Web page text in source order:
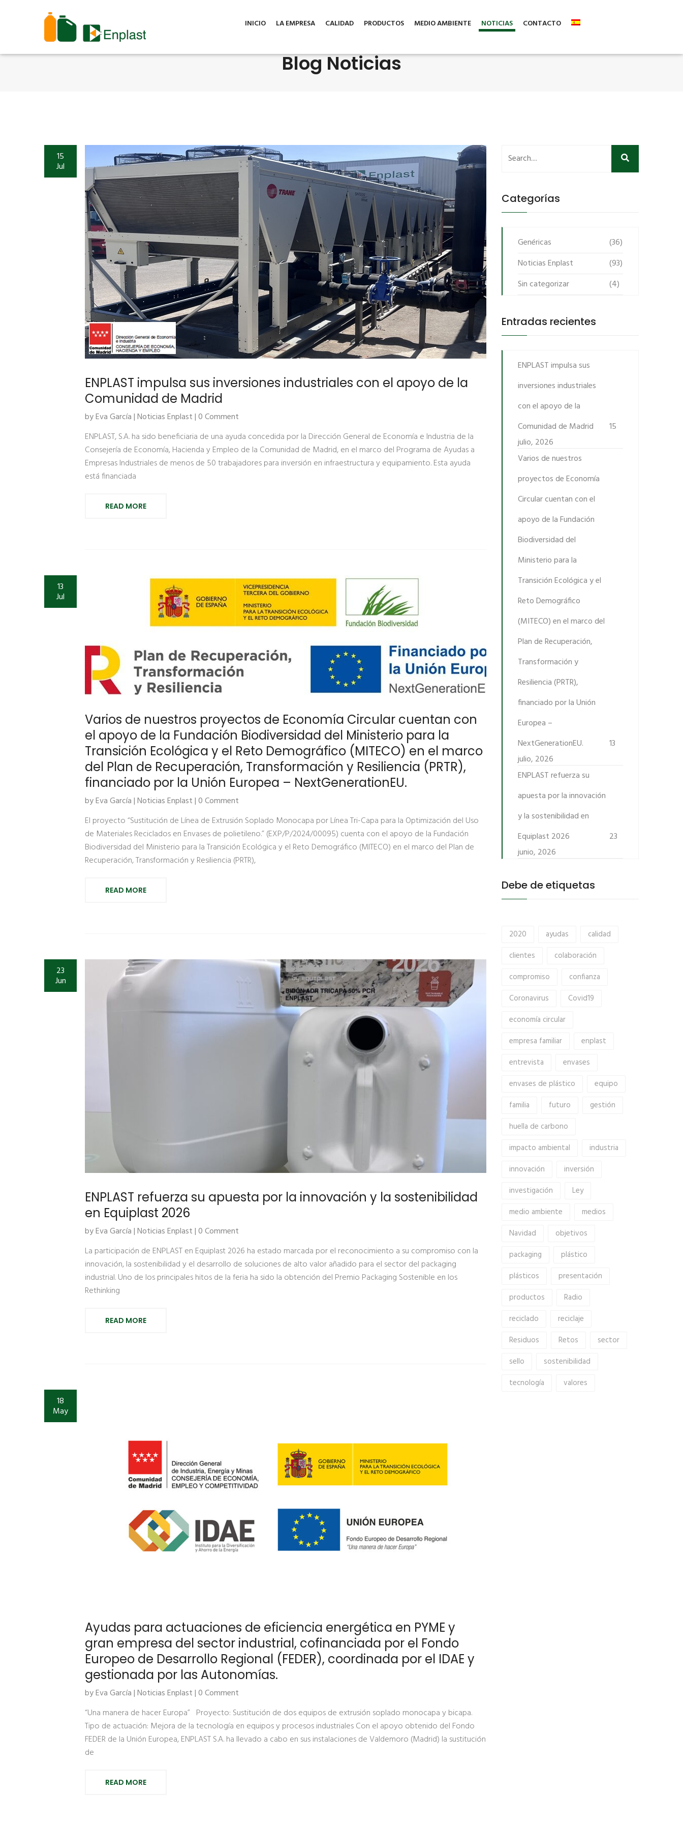
INICIO LA EMPRESA CALIDAD PRODUCTOS MEDIO AMBIENTE NOTICIAS CONTACTO
Blog Noticias
15
Jul
ENPLAST impulsa sus inversiones industriales con el apoyo de la
Comunidad de Madrid
by Eva García |Noticias Enplast| 0 Comment
ENPLAST, S.A. ha sido beneficiaria de una ayuda concedida por la Dirección General de Economía e Industria de la
Consejería de Economía, Hacienda y Empleo de la Comunidad de Madrid, en el marco del Programa de Ayudas a
Empresas Industriales de menos de 50 trabajadores para inversión en infraestructura y equipamiento. Esta ayuda
está financiada
READ MORE
13
Jul
Varios de nuestros proyectos de Economía Circular cuentan con
el apoyo de la Fundación Biodiversidad del Ministerio para la
Transición Ecológica y el Reto Demográfico (MITECO) en el marco
del Plan de Recuperación, Transformación y Resiliencia (PRTR),
financiado por la Unión Europea – NextGenerationEU.
by Eva García |Noticias Enplast| 0 Comment
El proyecto “Sustitución de Línea de Extrusión Soplado Monocapa por Línea Tri-Capa para la Optimización del Uso
de Materiales Reciclados en Envases de polietileno.” (EXP/P/2024/00095) cuenta con el apoyo de la Fundación
Biodiversidad del Ministerio para la Transición Ecológica y el Reto Demográfico (MITECO) en el marco del Plan de
Recuperación, Transformación y Resiliencia (PRTR),
READ MORE
23
Jun
ENPLAST refuerza su apuesta por la innovación y la sostenibilidad
en Equiplast 2026
by Eva García |Noticias Enplast| 0 Comment
La participación de ENPLAST en Equiplast 2026 ha estado marcada por el reconocimiento a su compromiso con la
innovación, la sostenibilidad y el desarrollo de soluciones de alto valor añadido para el sector del packaging
industrial. Uno de los principales hitos de la feria ha sido la obtención del Premio Packaging Sostenible en los
Rethinking
READ MORE
18
May
Ayudas para actuaciones de eficiencia energética en PYME y
gran empresa del sector industrial, cofinanciada por el Fondo
Europeo de Desarrollo Regional (FEDER), coordinada por el IDAE y
gestionada por las Autonomías.
by Eva García |Noticias Enplast| 0 Comment
“Una manera de hacer Europa” Proyecto: Sustitución de dos equipos de extrusión soplado monocapa y bicapa.
Tipo de actuación: Mejora de la tecnología en equipos y procesos industriales Con el apoyo obtenido del Fondo
FEDER de la Unión Europea, ENPLAST S.A. ha llevado a cabo en sus instalaciones de Valdemoro (Madrid) la sustitución
de
READ MORE
Categorías
Genéricas
(36)
Noticias Enplast
(93)
Sin categorizar
(4)
Entradas recientes
ENPLAST impulsa sus
inversiones industriales
con el apoyo de la
Comunidad de Madrid
15
julio, 2026
Varios de nuestros
proyectos de Economía
Circular cuentan con el
apoyo de la Fundación
Biodiversidad del
Ministerio para la
Transición Ecológica y el
Reto Demográfico
(MITECO) en el marco del
Plan de Recuperación,
Transformación y
Resiliencia (PRTR),
financiado por la Unión
Europea –
NextGenerationEU.
13
julio, 2026
ENPLAST refuerza su
apuesta por la innovación
y la sostenibilidad en
Equiplast 2026
23
junio, 2026
Debe de etiquetas
2020 ayudas
calidad
clientes
colaboración
compromiso
confianza
Coronavirus
Covid19
economía circular
empresa familiar
enplast
entrevista
envases
envases de plástico
equipo
familia
futuro
gestión
huella de carbono
impacto ambiental
industria
innovación
inversión
investigación
Ley
medio ambiente
medios
Navidad
objetivos
packaging
plástico
plásticos
presentación
productos
Radio
reciclado
reciclaje
Residuos
Retos
sector
sello
sostenibilidad
tecnología
valores